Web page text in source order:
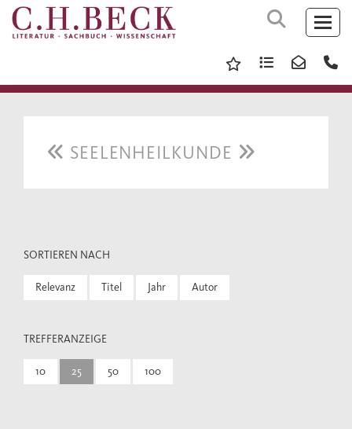
SEELENHEILKUNDE
SORTIEREN NACH
Relevanz Titel Jahr Autor
TREFFERANZEIGE
10 25 50 100